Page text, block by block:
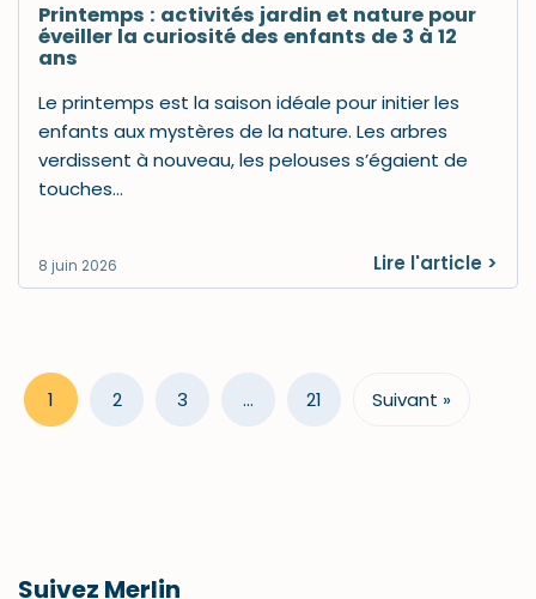
Printemps : activités jardin et nature pour
éveiller la curiosité des enfants de 3 à 12
ans
8 juin 2026
Le printemps est la saison idéale pour initier les
enfants aux mystères de la nature. Les arbres
verdissent à nouveau, les pelouses s’égaient de
touches…
Lire l'article >
1 2 3 … 21 Suivant »
Suivez Merlin